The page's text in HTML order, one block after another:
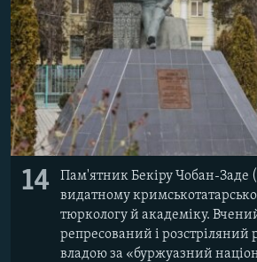
14
Пам'ятник Бекіру Чобан-Заде
видатному
тюркологу й академіку.
репресований і розстріляний
владою за «буржуазний